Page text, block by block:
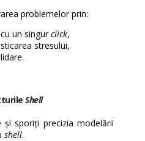
problemelor prin:
un singurclick,
stresului,
Shell
și sporiți precizia modelării
shell.